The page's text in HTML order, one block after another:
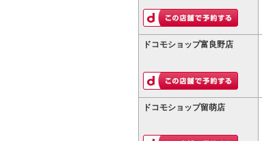
ドコモショップ富良野店
ドコモショップ留萌店